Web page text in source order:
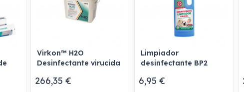
Virkon™ H2O
Desinfectante virucida
266,35 €
Limpiador
desinfectante BP2
6,95 €